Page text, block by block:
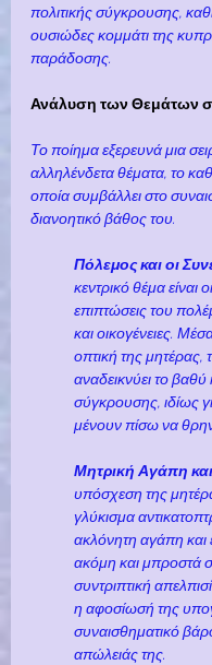
πολιτικής σύγκρουσης,
ουσιώδες κομμάτι της
παράδοσης.
Ανάλυση των Θεμάτων
Το ποίημα εξερευνά μια
αλληλένδετα θέματα, το
οποία συμβάλλει στο
διανοητικό βάθος του.
Πόλεμος και οι
κεντρικό θέμα είναι
επιπτώσεις του
και οικογένειες.
οπτική της μητέρας,
αναδεικνύει το βαθύ
σύγκρουσης, ιδίως
μένουν πίσω να
Μητρική Αγάπη
υπόσχεση της
γλύκισμα
ακλόνητη αγάπη και
ακόμη και μπροστά
συντριπτική
η αφοσίωσή της
συναισθηματικό
απώλειάς της.